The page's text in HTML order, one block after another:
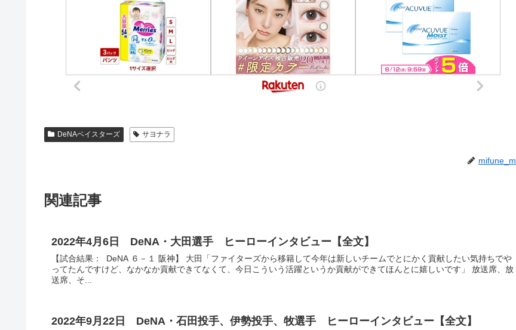
DeNAベイスターズ サヨナラ
mifune_m
関連記事
2022年4月6日 DeNA・大田選手 ヒーローインタビュー【全文】
【試合結果： DeNA ６－１ 阪神】 大田「ファイターズから移籍して今年は新しいチームでとにかく貢献したい気持ちでや
ってたんですけど、なかなか貢献できてなくて、今日こういう活躍というか貢献ができてほんとに嬉しいです」 放送席、放
送席、そ...
2022年9月22日 DeNA・石田投手、伊勢投手、牧選手 ヒーローインタビュー【全文】